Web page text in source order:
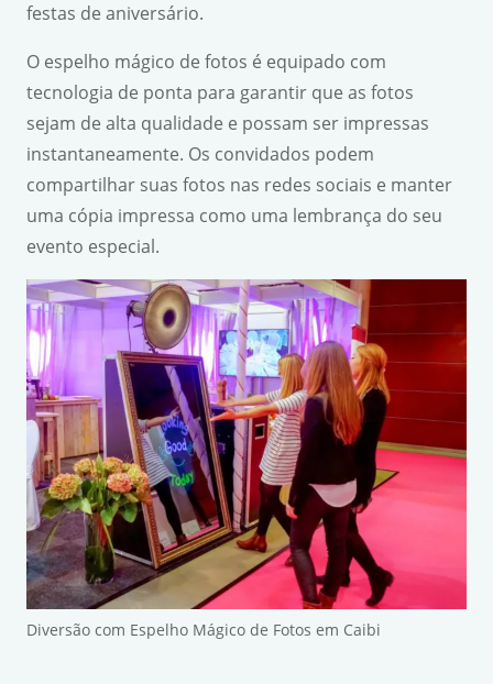
festas de aniversário.
O espelho mágico de fotos é equipado com
tecnologia de ponta para garantir que as fotos
sejam de alta qualidade e possam ser impressas
instantaneamente. Os convidados podem
compartilhar suas fotos nas redes sociais e manter
uma cópia impressa como uma lembrança do seu
evento especial.
Diversão com Espelho Mágico de Fotos em Caibi